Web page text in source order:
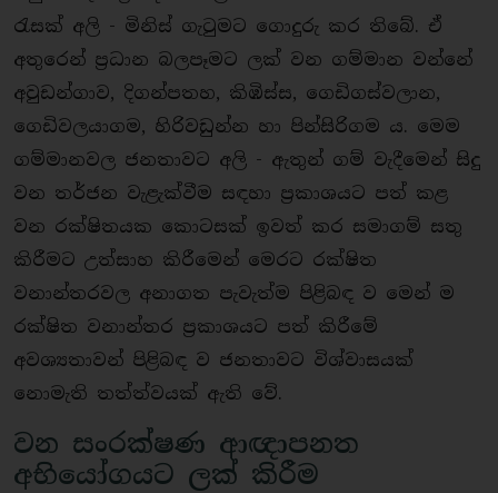
රැසක් අලි - මිනිස් ගැටුමට ගොදුරු කර තිබේ. ඒ
අතුරෙන් ප්‍රධාන බලපෑමට ලක් වන ගම්මාන වන්නේ
අවුඩන්ගාව, දිගන්පතහ, කිඹිස්ස, ගෙඩිගස්වලාන,
ගෙඩිවලයාගම, හිරිවඩුන්න හා පින්සිරිගම ය. මෙම
ගම්මානවල ජනතාවට අලි - ඇතුන් ගම් වැදීමෙන් සිදු
වන තර්ජන වැළැක්වීම සඳහා ප්‍රකාශයට පත් කළ
වන රක්ෂිතයක කොටසක් ඉවත් කර සමාගම් සතු
කිරීමට උත්සාහ කිරීමෙන් මෙරට රක්ෂිත
වනාන්තරවල අනාගත පැවැත්ම පිළිබඳ ව මෙන් ම
රක්ෂිත වනාන්තර ප්‍රකාශයට පත් කිරීමේ
අවශ්‍යතාවන් පිළිබඳ ව ජනතාවට විශ්වාසයක්
නොමැති තත්ත්වයක් ඇති වේ.
වන සංරක්ෂණ ආඥාපනත
අභියෝගයට ලක් කිරීම